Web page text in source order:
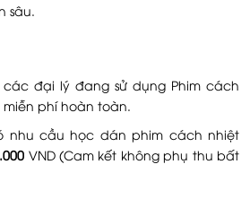
sâu.
đại lý đang sử dụng Phim cách
miễn phí hoàn toàn.
nhu cầu học dán phim cách nhiệt
VND (Cam kết không phụ thu bất